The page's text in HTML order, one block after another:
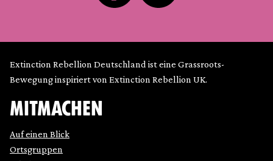
Extinction Rebellion Deutschland ist eine Grassroots-
Bewegung inspiriert von Extinction Rebellion UK.
MITMACHEN
Auf einen Blick
Ortsgruppen